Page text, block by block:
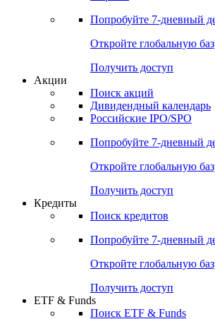
Cbonds Pages
Опросы
Попробуйте7-дневный
Откройте глобальную
Получить доступ
Поиск акций
Российские IPO/SPO
Попробуйте7-дневный
Откройте глобальную
Получить доступ
Поиск кредитов
Попробуйте7-дневный
Откройте глобальную